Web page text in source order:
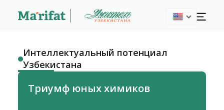
Интеллектуальный потенциал
Узбекистана
Триумф юных химиков